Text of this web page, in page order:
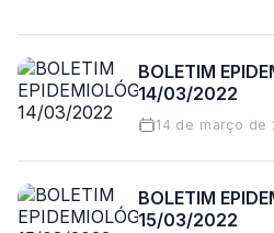
BOLETIM
14/03/2022
14 de março de
BOLETIM
15/03/2022